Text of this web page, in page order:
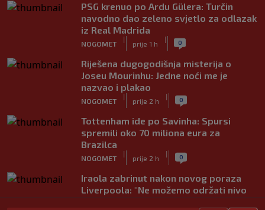
PSG krenuo po Ardu Gülera: Turčin
navodno dao zeleno svjetlo za odlazak
iz Real Madrida
NOGOMET
|
prije 1 h
| 0
Riješena dugogodišnja misterija o
Joseu Mourinhu: Jedne noći me je
nazvao i plakao
NOGOMET
|
prije 2 h
| 0
Tottenham ide po Savinha: Spursi
spremili oko 70 miliona eura za
Brazilca
NOGOMET
|
prije 2 h
| 0
Iraola zabrinut nakon novog poraza
Liverpoola: "Ne možemo održati nivo
koji želimo"